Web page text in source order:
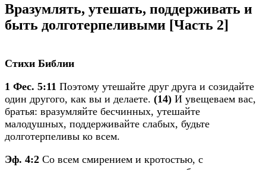
Вразумлять, утешать, поддерживать и
быть долготерпеливыми [Часть 2]
Стихи Библии
1 Фес. 5:11 Поэтому утешайте друг друга и созидайте
один другого, как вы и делаете. (14) И увещеваем вас,
братья: вразумляйте бесчинных, утешайте
малодушных, поддерживайте слабых, будьте
долготерпеливы ко всем.
Эф. 4:2 Со всем смирением и кротостью, с